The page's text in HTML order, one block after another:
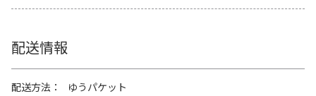
配送情報
配送方法
ゆうパケット